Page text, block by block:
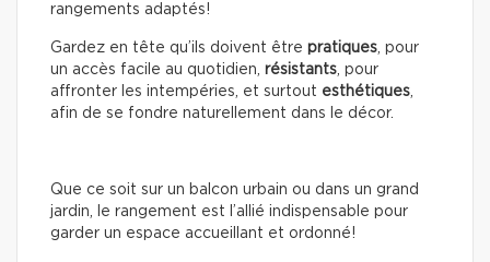
rangements adaptés!
Gardez en tête qu’ils doivent être pratiques , pour
un accès facile au quotidien, résistants , pour
affronter les intempéries, et surtout esthétiques
afin de se fondre naturellement dans le décor.
Que ce soit sur un balcon urbain ou dans un grand
jardin, le rangement est l’allié indispensable pour
garder un espace accueillant et ordonné!